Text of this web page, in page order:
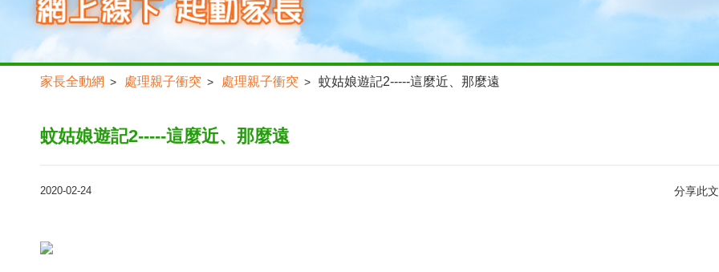
家長全動網 > 處理親子衝突 > 處理親子衝突 > 蚊姑娘遊記2-----這麼近、那麼遠
蚊姑娘遊記2-----這麼近、那麼遠
2020-02-24 分享此